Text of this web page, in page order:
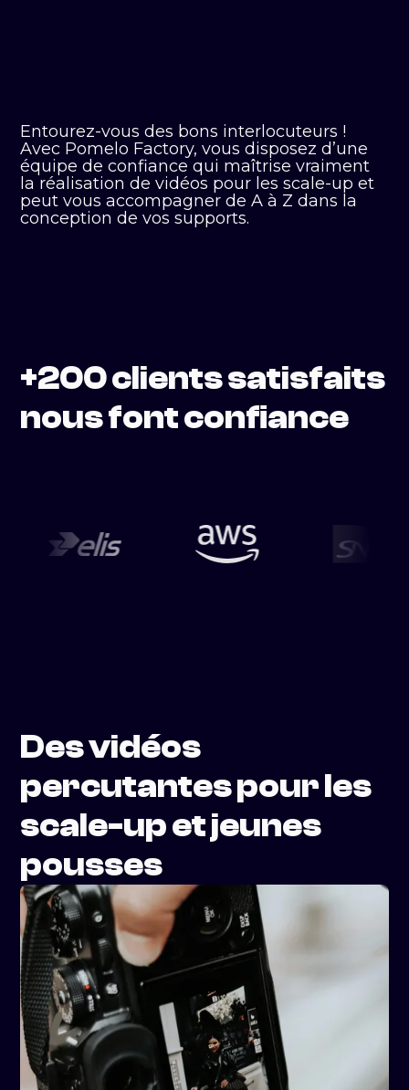
Entourez-vous des bons interlocuteurs !
Avec Pomelo Factory, vous disposez d’une
équipe de confiance qui maîtrise vraiment
la réalisation de vidéos pour les scale-up et
peut vous accompagner de A à Z dans la
conception de vos supports.
+200 clients satisfaits
nous font confiance
Des vidéos
percutantes pour les
scale-up et jeunes
pousses